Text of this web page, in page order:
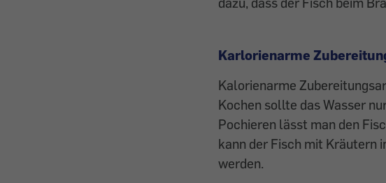
Karlorienarme
Kalorienarme
Kochen sollte das Wasser
Pochieren lässt man den
kann der Fisch mit Kräutern
werden.